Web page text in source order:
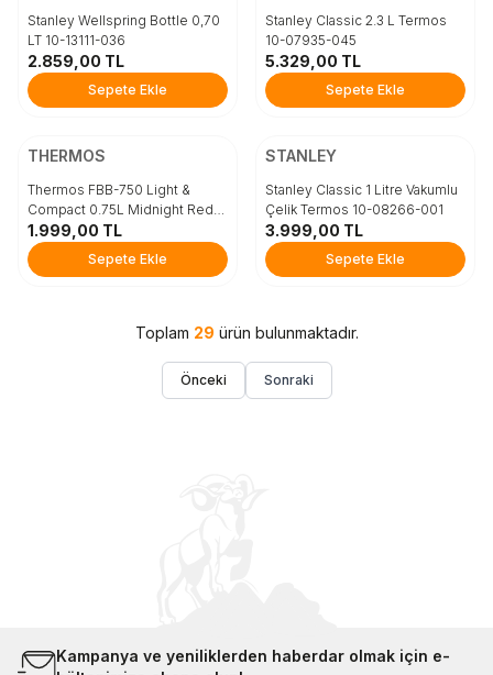
STD
Sepete Ekle
Stanley Wellspring Bottle 0,70
LT 10-13111-036
2.859,00 TL
Sepete Ekle
STD
Sepete Ekle
Stanley Classic 2.3 L Termos
10-07935-045
5.329,00 TL
Sepete Ekle
Beden
STD
Sepete Ekle
THERMOS
Thermos FBB-750 Light &
Compact 0.75L Midnight Red
186879
1.999,00 TL
Sepete Ekle
Beden
STD
Sepete Ekle
STANLEY
Stanley Classic 1 Litre Vakumlu
Çelik Termos 10-08266-001
3.999,00 TL
Sepete Ekle
Toplam 29 ürün bulunmaktadır.
Önceki Sonraki
Kampanya ve yeniliklerden haberdar olmak için e-